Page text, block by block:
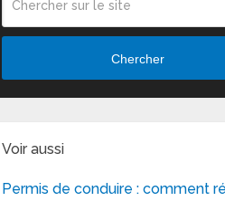
Chercher
Voir aussi
Permis de conduire : comment